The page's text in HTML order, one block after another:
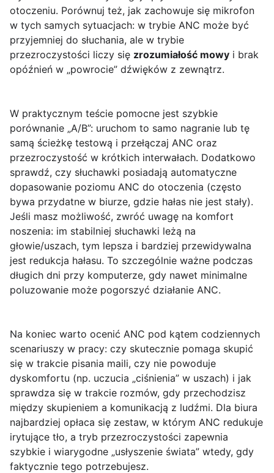
otoczeniu. Porównuj też, jak zachowuje się mikrofon
w tych samych sytuacjach: w trybie ANC może być
przyjemniej do słuchania, ale w trybie
przezroczystości liczy się zrozumiałość mowy i brak
opóźnień w „powrocie” dźwięków z zewnątrz.
W praktycznym teście pomocne jest szybkie
porównanie „A/B”: uruchom to samo nagranie lub tę
samą ścieżkę testową i przełączaj ANC oraz
przezroczystość w krótkich interwałach. Dodatkowo
sprawdź, czy słuchawki posiadają automatyczne
dopasowanie poziomu ANC do otoczenia (często
bywa przydatne w biurze, gdzie hałas nie jest stały).
Jeśli masz możliwość, zwróć uwagę na komfort
noszenia: im stabilniej słuchawki leżą na
głowie/uszach, tym lepsza i bardziej przewidywalna
jest redukcja hałasu. To szczególnie ważne podczas
długich dni przy komputerze, gdy nawet minimalne
poluzowanie może pogorszyć działanie ANC.
Na koniec warto ocenić ANC pod kątem codziennych
scenariuszy w pracy: czy skutecznie pomaga skupić
się w trakcie pisania maili, czy nie powoduje
dyskomfortu (np. uczucia „ciśnienia” w uszach) i jak
sprawdza się w trakcie rozmów, gdy przechodzisz
między skupieniem a komunikacją z ludźmi. Dla biura
najbardziej opłaca się zestaw, w którym ANC redukuje
irytujące tło, a tryb przezroczystości zapewnia
szybkie i wiarygodne „usłyszenie świata” wtedy, gdy
faktycznie tego potrzebujesz.